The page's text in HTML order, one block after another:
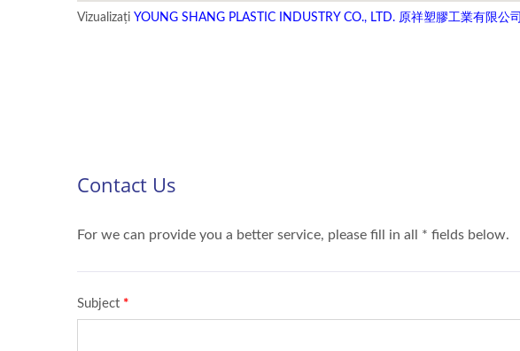
Vizualizați YOUNG SHANG PLASTIC INDUSTRY CO., LTD. 原祥塑膠工業有限公司